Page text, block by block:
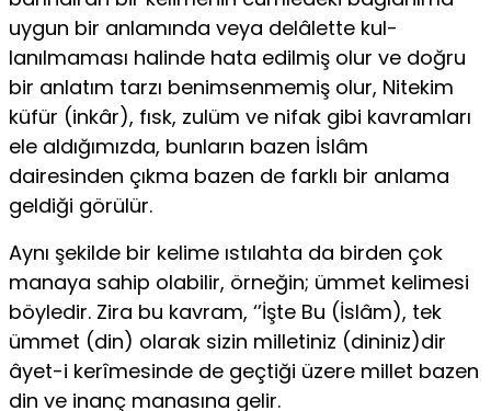
uygun bir anlamında veya delâlette kul­
lanılmaması halinde hata edilmiş olur ve doğru
bir anlatım tarzı benimsenmemiş olur, Nitekim
küfür (inkâr), fısk, zulüm ve nifak gibi kavramları
ele aldığımızda, bunların bazen İslâm
dairesinden çıkma bazen de farklı bir anlama
geldiği görülür.
Aynı şekilde bir kelime ıstılahta da birden çok
manaya sahip olabilir, örneğin; ümmet kelimesi
böyledir. Zira bu kavram, ‘’İşte Bu (İslâm), tek
ümmet (din) olarak sizin milletiniz (dininiz)dir
âyet-i kerîmesinde de geçtiği üzere millet bazen
din ve inanç ma­nasına gelir.